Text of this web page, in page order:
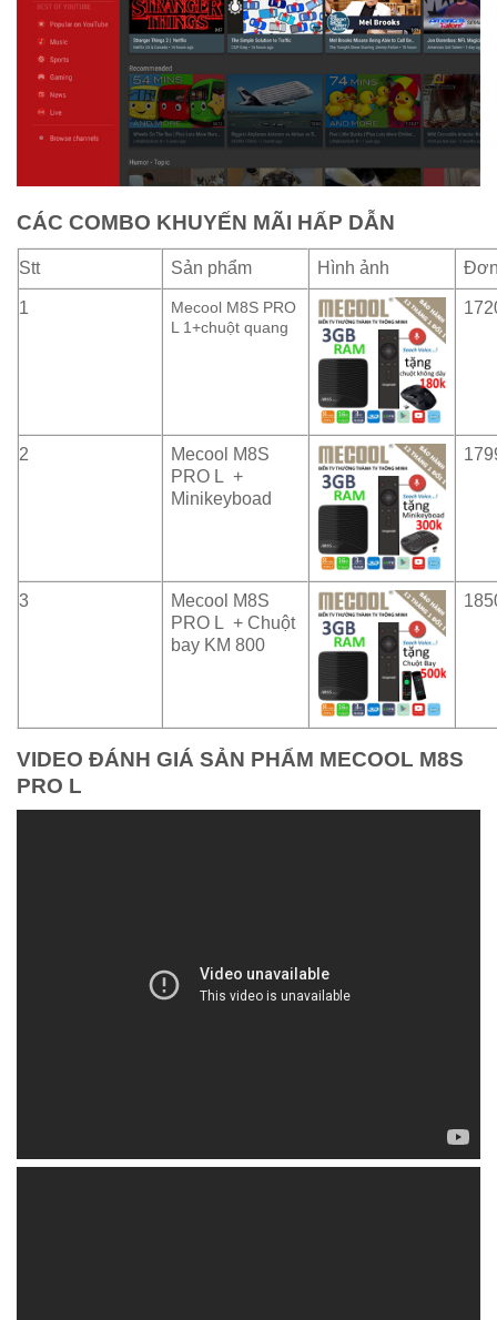
CÁC COMBO KHUYẾN MÃI HẤP DẪN
Stt Sản phẩm Hình ảnh
1
Mecool M8S PRO
L 1+chuột quang
2
Mecool M8S
PRO L +
Minikeyboad
3
Mecool M8S
PRO L +Chuột
bay KM 800
VIDEO ĐÁNH GIÁ SẢN PHẨM MECOOL M8S
PRO L